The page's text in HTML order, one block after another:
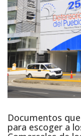
Documentos
para escoger a